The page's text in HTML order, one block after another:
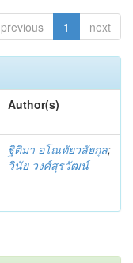
previous 1 next
Author(s)
ฐิติมา อโณทัยวลัยกุล;
วินัย วงศ์สุรวัฒน์